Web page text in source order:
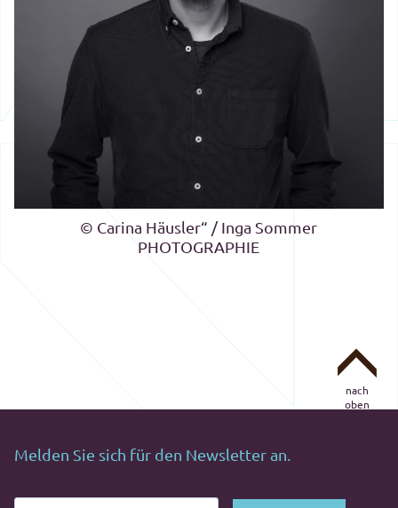
© Carina Häusler“ / Inga Sommer
PHOTOGRAPHIE
nach
oben
Melden Sie sich für den Newsletter an.